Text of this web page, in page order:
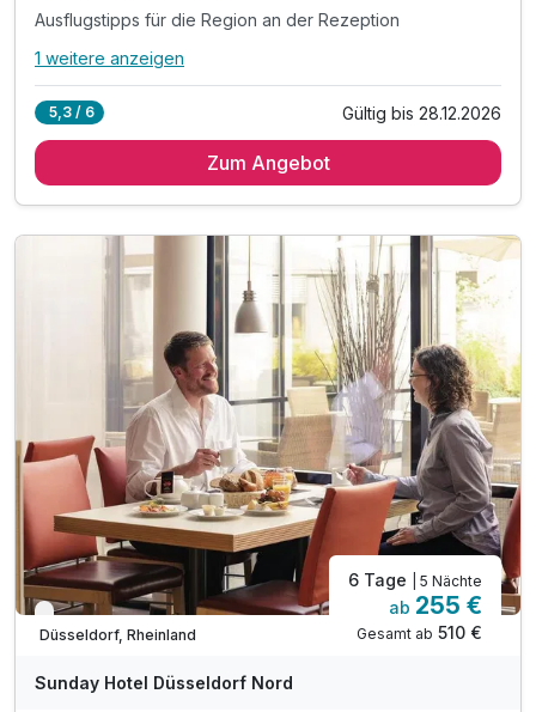
Ausflugstipps für die Region an der Rezeption
Alle Inklusivleistungen
3 x reichhaltiges Frühstück vom Buffet
WLAN im Hotel
1 weitere anzeigen
5,3 / 6 Gültig bis 28.12.2026
Zum Angebot
Verfügbar bis Dezember
Düsseldorf, Rheinland
6 Tage | 5 Nächte
ab 255 €
Gesamt ab 510 €
Sunday Hotel Düsseldorf Nord